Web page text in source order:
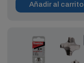
Añadir al carrito